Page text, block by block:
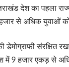
देश का पहला
से अधिक युवाओं
संरक्षित
में 9 हजार एकड़ से